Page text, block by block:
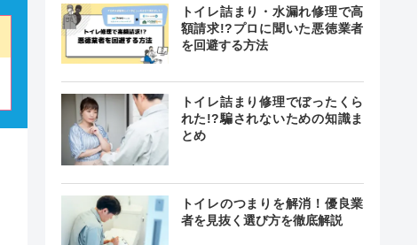
トイレ詰まり・水漏れ修理で高
額請求!?プロに聞いた悪徳業者
を回避する方法
トイレ詰まり修理でぼったくら
れた!?騙されないための知識ま
とめ
トイレのつまりを解消！優良業
者を見抜く選び方を徹底解説